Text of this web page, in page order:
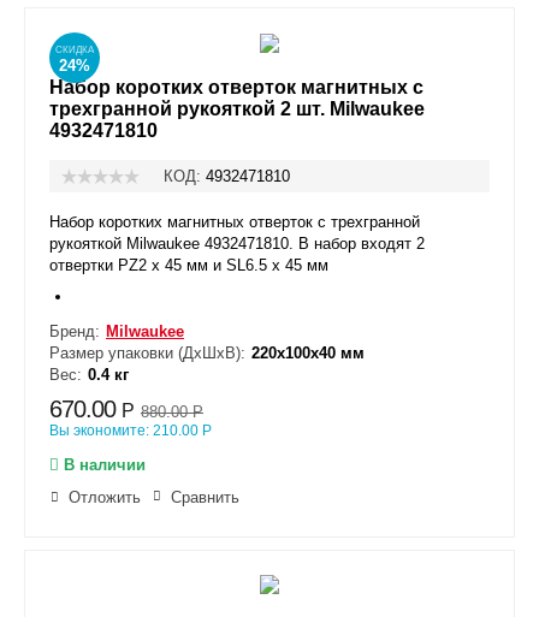
СКИДКА
24%
Набор коротких отверток магнитных с
трехгранной рукояткой 2 шт. Milwaukee
4932471810
КОД: 4932471810
Набор коротких магнитных отверток с трехгранной
рукояткой Milwaukee 4932471810. В набор входят 2
отвертки PZ2 x 45 мм и SL6.5 x 45 мм
Бренд: Milwaukee
Размер упаковки (ДxШxВ): 220х100х40 мм
Вес: 0.4 кг
670.00 Р 880.00 Р
Вы экономите: 210.00 Р
В наличии
Отложить
Сравнить